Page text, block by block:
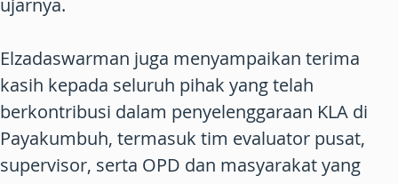
ujarnya.
Elzadaswarman juga menyampaikan terima
kasih kepada seluruh pihak yang telah
berkontribusi dalam penyelenggaraan KLA di
Payakumbuh, termasuk tim evaluator pusat,
supervisor, serta OPD dan masyarakat yang